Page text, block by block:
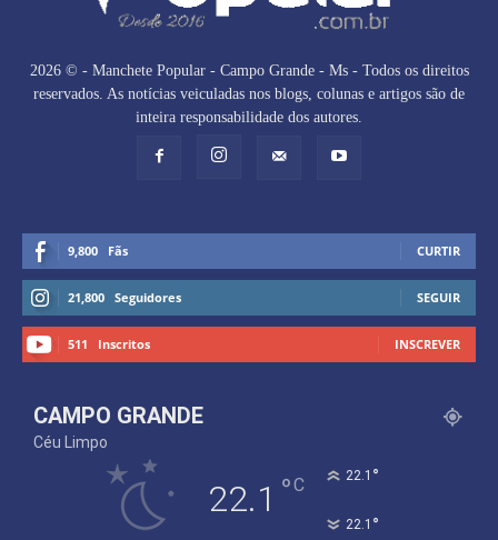
2026 © - Manchete Popular - Campo Grande - Ms - Todos os direitos
reservados. As notícias veiculadas nos blogs, colunas e artigos são de
inteira responsabilidade dos autores.
9,800 Fãs CURTIR
21,800 Seguidores SEGUIR
511 Inscritos INSCREVER
CAMPO GRANDE
Céu Limpo
22.1 °C 22.1 °
22.1 °